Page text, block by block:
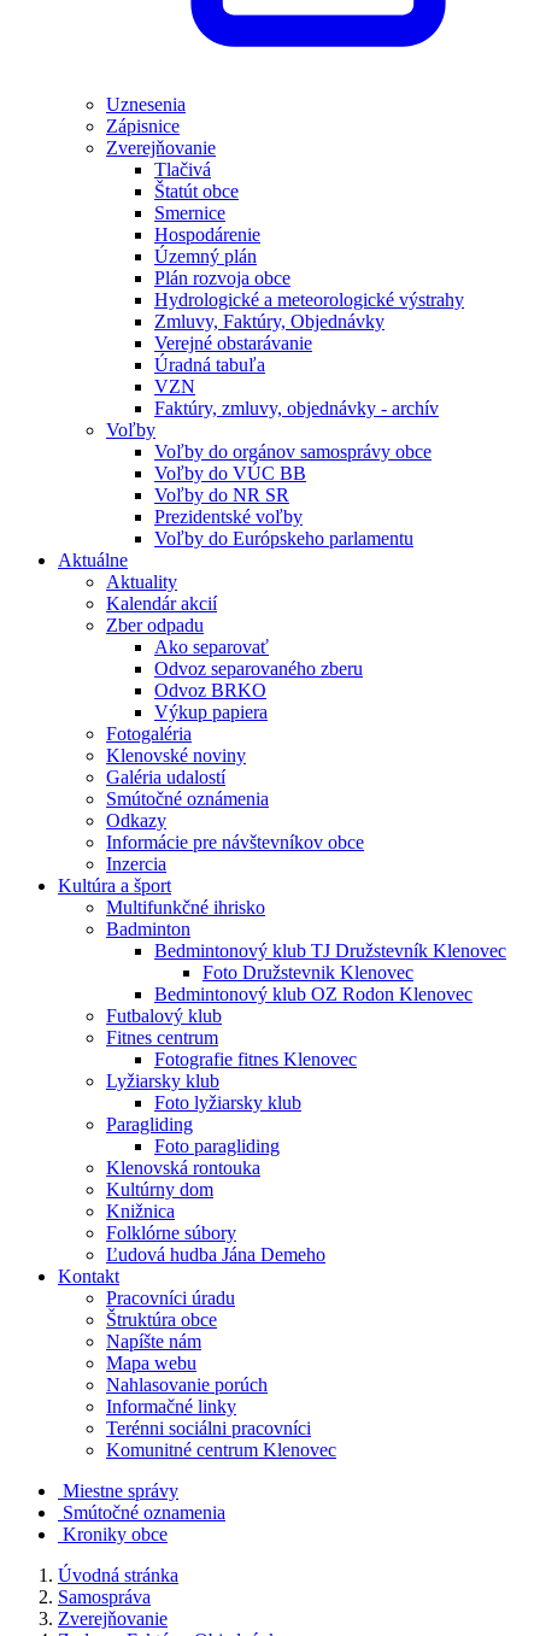
Uznesenia
Zápisnice
Zverejňovanie
Tlačivá
Štatút obce
Smernice
Hospodárenie
Územný plán
Plán rozvoja obce
Hydrologické a meteorologické výstrahy
Zmluvy, Faktúry, Objednávky
Verejné obstarávanie
Úradná tabuľa
VZN
Faktúry, zmluvy, objednávky - archív
Voľby
Voľby do orgánov samosprávy obce
Voľby do VÚC BB
Voľby do NR SR
Prezidentské voľby
Voľby do Európskeho parlamentu
Aktuálne
Aktuality
Kalendár akcií
Zber odpadu
Ako separovať
Odvoz separovaného zberu
Odvoz BRKO
Výkup papiera
Fotogaléria
Klenovské noviny
Galéria udalostí
Smútočné oznámenia
Odkazy
Informácie pre návštevníkov obce
Inzercia
Kultúra a šport
Multifunkčné ihrisko
Badminton
Bedmintonový klub TJ Družstevník Klenovec
Foto Družstevnik Klenovec
Bedmintonový klub OZ Rodon Klenovec
Futbalový klub
Fitnes centrum
Fotografie fitnes Klenovec
Lyžiarsky klub
Foto lyžiarsky klub
Paragliding
Foto paragliding
Klenovská rontouka
Kultúrny dom
Knižnica
Folklórne súbory
Ľudová hudba Jána Demeho
Kontakt
Pracovníci úradu
Štruktúra obce
Napíšte nám
Mapa webu
Nahlasovanie porúch
Informačné linky
Terénni sociálni pracovníci
Komunitné centrum Klenovec
Miestne správy
Smútočné oznamenia
Kroniky obce
Úvodná stránka
Samospráva
Zverejňovanie